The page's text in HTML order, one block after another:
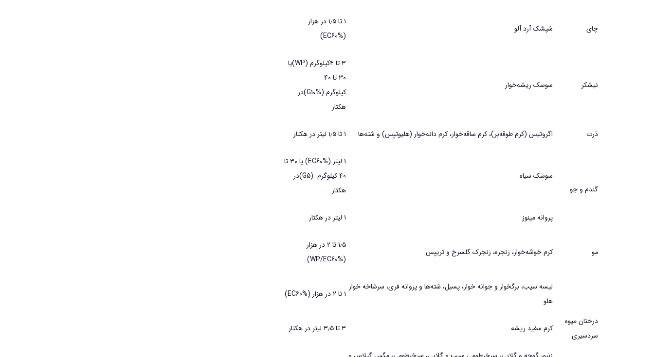
چاي شپشك آرد آلو
۱ تا ۱٫۵ در هزار
(EC60%)
نيشكر سوسك ريشه‌خوار
۳ تا ۴كيلوگرم (WP)يا
۳۰ تا ۴۰
كيلوگرم (G10%)در
هكتار
ذرت اگروتيس (كرم طوقه‌بر)، كرم ساقه‌خوار، كرم دانه‌خوار (هليوتپس) و شته‌ها ۱ تا ۱٫۵ ليتر در هكتار
گندم و جو
سوسك سياه
۱ ليتر (EC60%) يا ۳۰ تا
۴۰ كيلوگرم (G5)در
هكتار
پروانه مينوز ۱ ليتر در هكتار
مو كرم خوشه‌خوار، زنجره، زنجرك گلسرخ و تريپس
۱٫۵ تا ۲ در هزار
(WP/EC60%)
درختان ميوه
سردسيري
ليسه سيب، برگخوار و جوانه خوار، پسيل، شته‌ها و پروانه فري، سرشاخه خوار
هلو
۱ تا ۲ در هزار (EC60%)
كرم سفيد ريشه ۳ تا ۳٫۵ ليتر در هكتار